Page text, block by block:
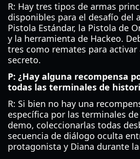
R: Hay tres tipos de armas
disponibles para el desafío del
Pistola Estándar, la Pistola de
y la herramienta de Hackeo.
tres como remates para activar
secreto.
P: ¿Hay alguna recompensa
todas las terminales de
R: Si bien no hay una
específica por las terminales
demo, coleccionarlas todas
secuencia de diálogo oculta
protagonista y Diana durante